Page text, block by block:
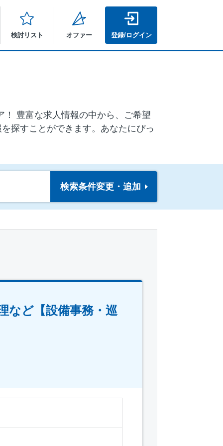
検討リスト オファー 登録/ログイン
豊富な求人情報の中から、ご希望
探すことができます。あなたにぴっ
検索条件変更・追加
など【設備事務・巡